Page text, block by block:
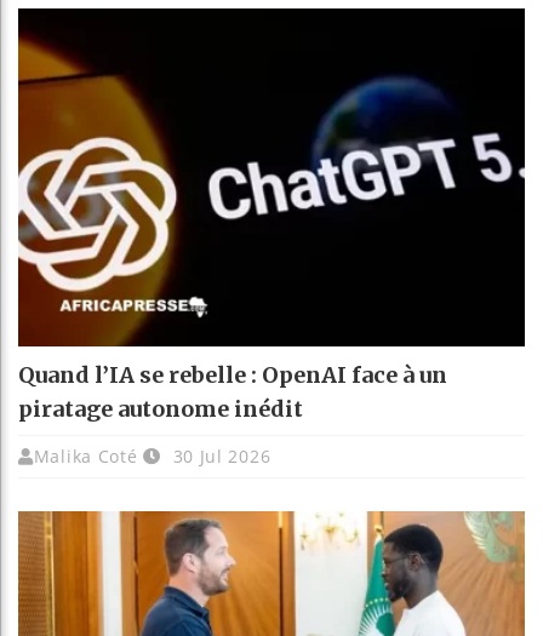
Quand l’IA se rebelle : OpenAI face à un
piratage autonome inédit
Malika Coté 30 Jul 2026